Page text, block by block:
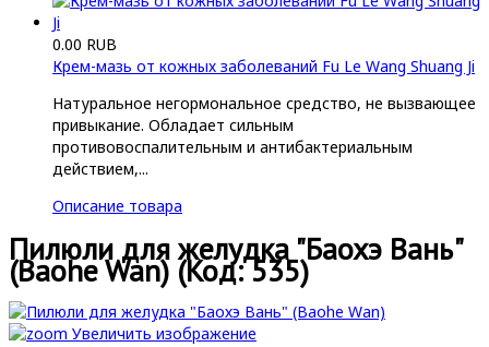
0.00 RUB
Крем-мазь от кожных заболеваний Fu Le Wang Shuang Ji
Натуральное негормональное средство, не вызвающее
привыкание. Обладает сильным
противовоспалительным и антибактериальным
действием,...
Описание товара
Пилюли для желудка "Баохэ Вань"
(Baohe Wan)(Код:535)
Увеличить изображение